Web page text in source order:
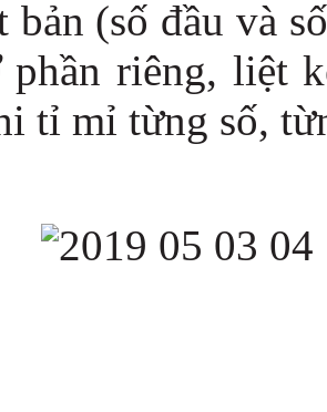
bản (số đầu và
phần riêng, liệt
tỉ mỉ từng số,